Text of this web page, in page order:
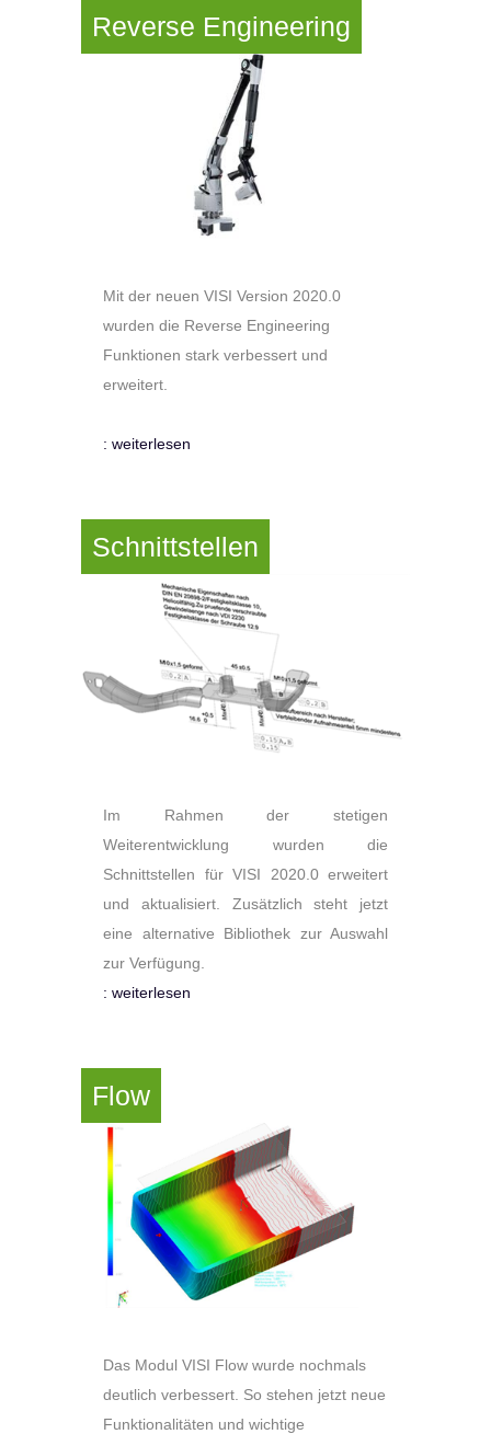
Reverse Engineering
Mit der neuen VISI Version 2020.0
wurden die Reverse Engineering
Funktionen stark verbessert und
erweitert.
: weiterlesen
Schnittstellen
Im Rahmen der stetigen
Weiterentwicklung wurden die
Schnittstellen für VISI 2020.0 erweitert
und aktualisiert. Zusätzlich steht jetzt
eine alternative Bibliothek zur Auswahl
zur Verfügung.
: weiterlesen
Flow
Das Modul VISI Flow wurde nochmals
deutlich verbessert. So stehen jetzt neue
Funktionalitäten und wichtige